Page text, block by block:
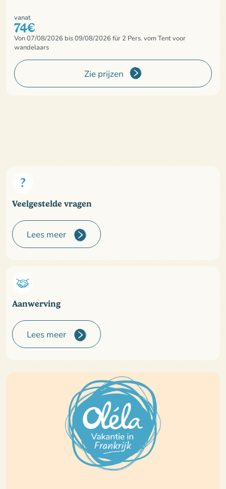
vanat
74€
Von 07/08/2026 bis 09/08/2026 für 2 Pers. vom Tent voor
wandelaars
Zie prijzen
Veelgestelde vragen
Lees meer
Aanwerving
Lees meer